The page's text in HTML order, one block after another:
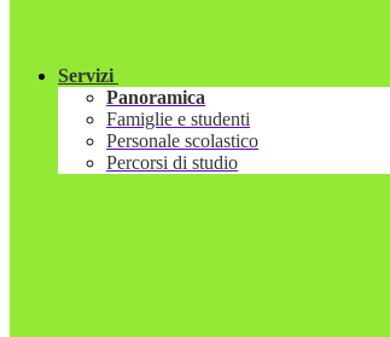
Servizi
Panoramica
Famiglie e studenti
Personale scolastico
Percorsi di studio